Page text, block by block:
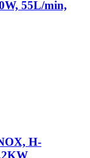
55L/min,
H-